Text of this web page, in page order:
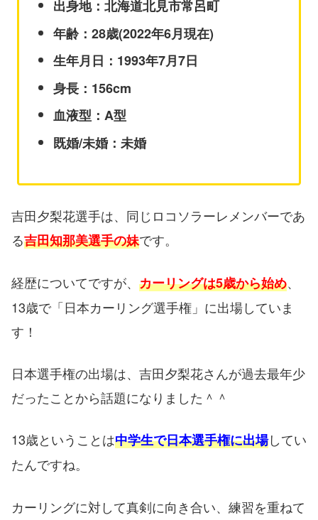
出身地：北海道北見市常呂町
年齢：28歳(2022年6月現在)
生年月日：1993年7月7日
身長：156cm
血液型：A型
既婚/未婚：未婚
吉田夕梨花選手は、同じロコソラーレメンバーであ
る吉田知那美選手の妹です。
経歴についてですが、 カーリングは5歳から始め、
13歳で「日本カーリング選手権」に出場していま
す！
日本選手権の出場は、吉田夕梨花さんが過去最年少
だったことから話題になりました＾＾
13歳ということは中学生で日本選手権に出場してい
たんですね。
カーリングに対して真剣に向き合い、練習を重ねて